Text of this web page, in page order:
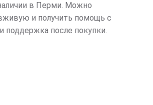
в Перми. Можно
и получить помощь с
поддержка после покупки.